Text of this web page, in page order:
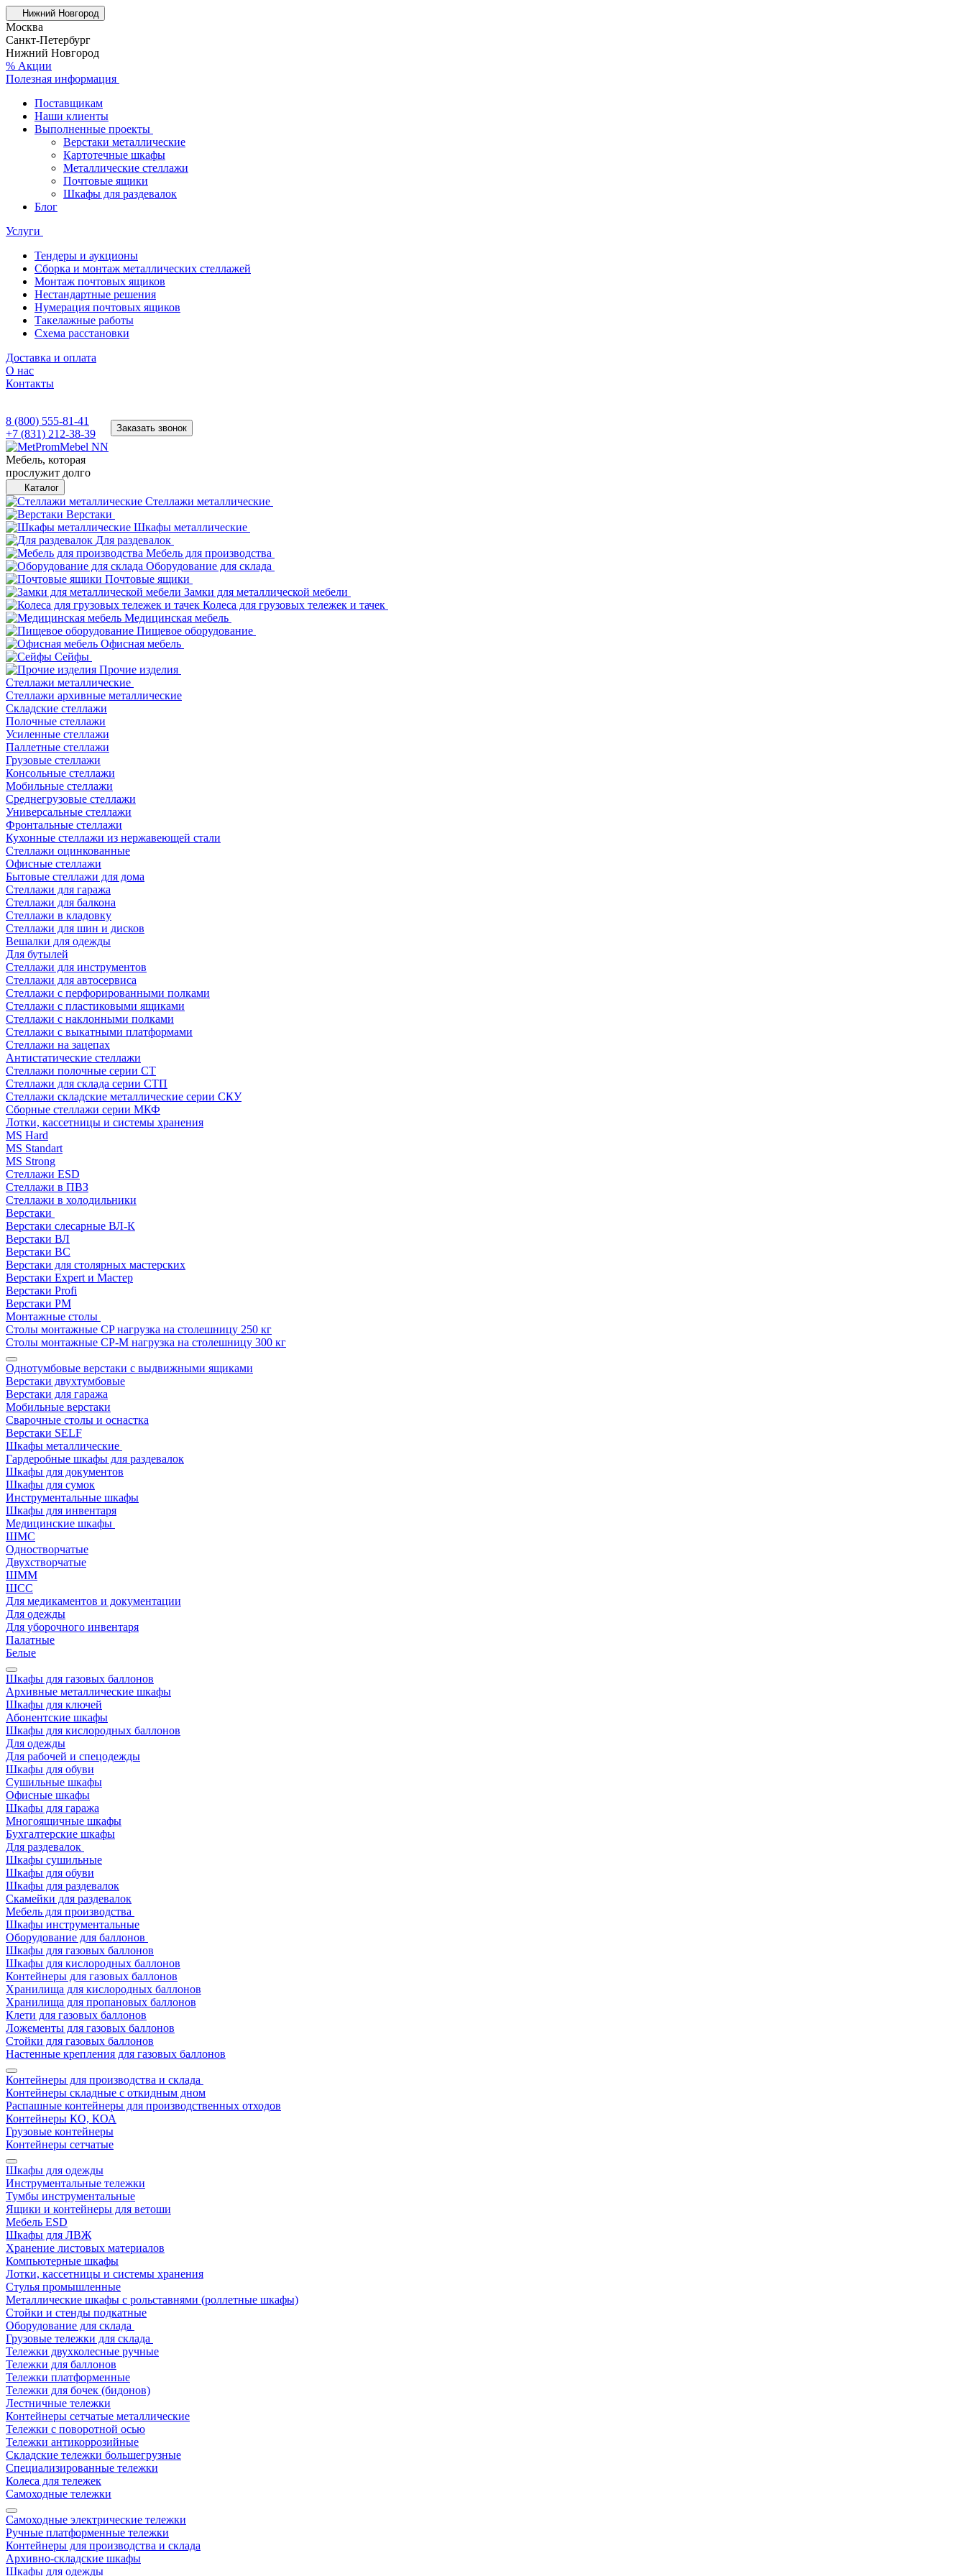
Нижний Новгород
Москва
Санкт-Петербург
Нижний Новгород
% Акции
Полезная информация
Поставщикам
Наши клиенты
Выполненные проекты
Верстаки металлические
Картотечные шкафы
Металлические стеллажи
Почтовые ящики
Шкафы для раздевалок
Блог
Услуги
Тендеры и аукционы
Сборка и монтаж металлических стеллажей
Монтаж почтовых ящиков
Нестандартные решения
Нумерация почтовых ящиков
Такелажные работы
Схема расстановки
Доставка и оплата
О нас
Контакты
8 (800) 555-81-41
+7 (831) 212-38-39
Заказать звонок
Мебель, которая
прослужит долго
Каталог
Стеллажи металлические
Верстаки
Шкафы металлические
Для раздевалок
Мебель для производства
Оборудование для склада
Почтовые ящики
Замки для металлической мебели
Колеса для грузовых тележек и тачек
Медицинская мебель
Пищевое оборудование
Офисная мебель
Сейфы
Прочие изделия
Стеллажи металлические
Cтеллажи архивные металлические
Складские стеллажи
Полочные стеллажи
Усиленные стеллажи
Паллетные стеллажи
Грузовые стеллажи
Консольные стеллажи
Мобильные стеллажи
Среднегрузовые стеллажи
Универсальные стеллажи
Фронтальные стеллажи
Кухонные стеллажи из нержавеющей стали
Стеллажи оцинкованные
Офисные стеллажи
Бытовые стеллажи для дома
Стеллажи для гаража
Стеллажи для балкона
Стеллажи в кладовку
Стеллажи для шин и дисков
Вешалки для одежды
Для бутылей
Стеллажи для инструментов
Стеллажи для автосервиса
Стеллажи с перфорированными полками
Стеллажи с пластиковыми ящиками
Стеллажи с наклонными полками
Стеллажи с выкатными платформами
Стеллажи на зацепах
Антистатические стеллажи
Стеллажи полочные серии СТ
Стеллажи для склада серии СТП
Стеллажи складские металлические серии СКУ
Сборные стеллажи серии МКФ
Лотки, кассетницы и системы хранения
MS Hard
MS Standart
MS Strong
Стеллажи ESD
Стеллажи в ПВЗ
Стеллажи в холодильники
Верстаки
Верстаки слесарные ВЛ-К
Верстаки ВЛ
Верстаки ВС
Верстаки для столярных мастерских
Верстаки Expert и Мастер
Верстаки Profi
Верстаки РМ
Монтажные столы
Столы монтажные СP нагрузка на столешницу 250 кг
Столы монтажные СР-М нагрузка на столешницу 300 кг
Однотумбовые верстаки с выдвижными ящиками
Верстаки двухтумбовые
Верстаки для гаража
Мобильные верстаки
Сварочные столы и оснастка
Верстаки SELF
Шкафы металлические
Гардеробные шкафы для раздевалок
Шкафы для документов
Шкафы для сумок
Инструментальные шкафы
Шкафы для инвентаря
Медицинские шкафы
ШМС
Одностворчатые
Двухстворчатые
ШММ
ШСС
Для медикаментов и документации
Для одежды
Для уборочного инвентаря
Палатные
Белые
Шкафы для газовых баллонов
Архивные металлические шкафы
Шкафы для ключей
Абонентские шкафы
Шкафы для кислородных баллонов
Для одежды
Для рабочей и спецодежды
Шкафы для обуви
Сушильные шкафы
Офисные шкафы
Шкафы для гаража
Многоящичные шкафы
Бухгалтерские шкафы
Для раздевалок
Шкафы сушильные
Шкафы для обуви
Шкафы для раздевалок
Скамейки для раздевалок
Мебель для производства
Шкафы инструментальные
Оборудование для баллонов
Шкафы для газовых баллонов
Шкафы для кислородных баллонов
Контейнеры для газовых баллонов
Хранилища для кислородных баллонов
Хранилища для пропановых баллонов
Клети для газовых баллонов
Ложементы для газовых баллонов
Стойки для газовых баллонов
Настенные крепления для газовых баллонов
Контейнеры для производства и склада
Контейнеры складные с откидным дном
Распашные контейнеры для производственных отходов
Контейнеры КО, КОА
Грузовые контейнеры
Контейнеры сетчатые
Шкафы для одежды
Инструментальные тележки
Тумбы инструментальные
Ящики и контейнеры для ветоши
Мебель ESD
Шкафы для ЛВЖ
Хранение листовых материалов
Компьютерные шкафы
Лотки, кассетницы и системы хранения
Стулья промышленные
Металлические шкафы с рольставнями (роллетные шкафы)
Стойки и стенды подкатные
Оборудование для склада
Грузовые тележки для склада
Тележки двухколесные ручные
Тележки для баллонов
Тележки платформенные
Тележки для бочек (бидонов)
Лестничные тележки
Контейнеры сетчатые металлические
Тележки с поворотной осью
Тележки антикоррозийные
Складские тележки большегрузные
Специализированные тележки
Колеса для тележек
Самоходные тележки
Самоходные электрические тележки
Ручные платформенные тележки
Контейнеры для производства и склада
Архивно-складские шкафы
Шкафы для одежды